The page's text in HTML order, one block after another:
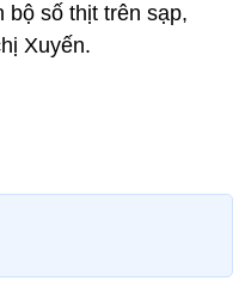
bộ số thịt trên sạp,
Xuyến.